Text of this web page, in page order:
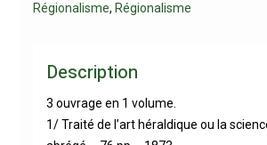
Régionalisme, Régionalisme
Description
3 ouvrage en 1 volume.
1/ Traité de l’art héraldique ou la